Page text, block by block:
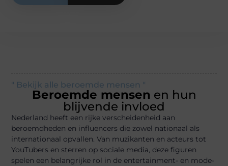
" Bekijk alle beroemde mensen "
Beroemde mensen en hun
blijvende invloed
Nederland heeft een rijke verscheidenheid aan
beroemdheden en influencers die zowel nationaal als
internationaal opvallen. Van muzikanten en acteurs tot
YouTubers en sterren op sociale media, deze figuren
spelen een belangrijke rol in de entertainment- en mode-